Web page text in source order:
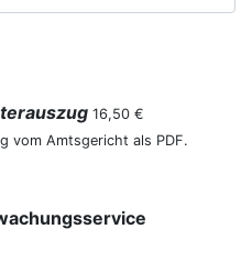
16,50 €
vom Amtsgericht als PDF.